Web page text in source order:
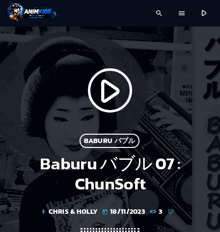
search menu play_arrow
play_arrow
BABURU バブル
Baburu バブル 07 :
ChunSoft
mic CHRIS & HOLLY today 18/11/2023 3